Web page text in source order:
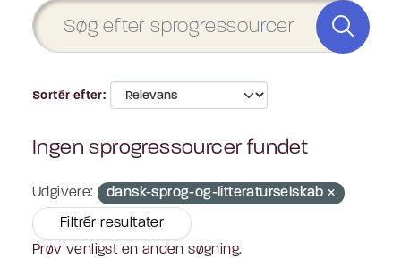
Sortér efter
Ingen sprogressourcer fundet
Udgivere: dansk-sprog-og-litteraturselskab
Filtrér resultater
Prøv venligst en anden søgning.